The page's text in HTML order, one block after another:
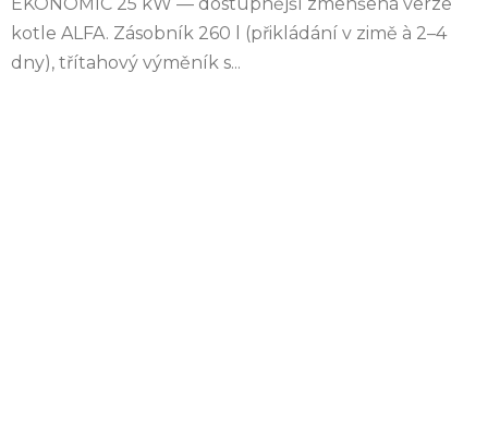
kotle ALFA. Zásobník 260 l (přikládání v zimě à 2–4
dny), třítahový výměník s...